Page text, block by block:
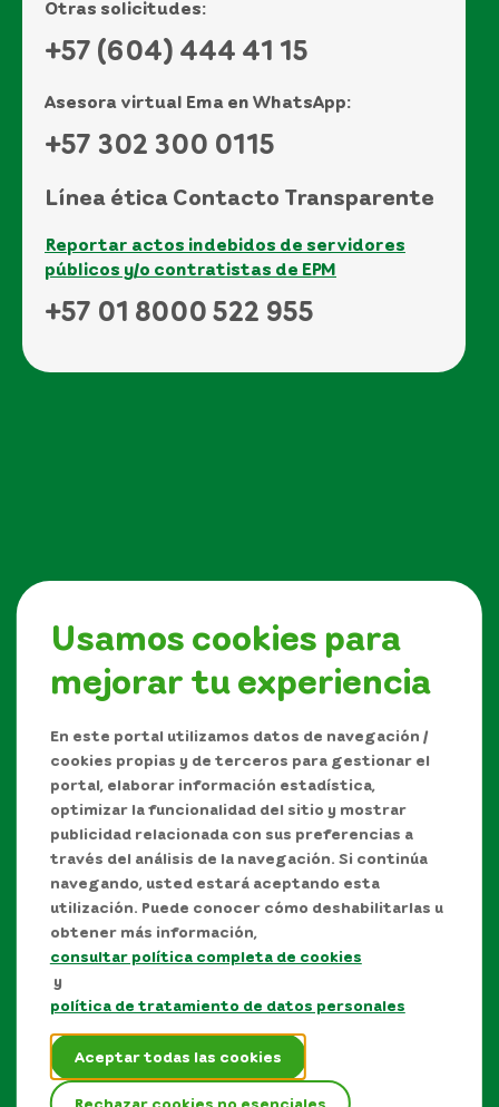
Usamos cookies para
mejorar tu experiencia
En este portal utilizamos datos de navegación /
cookies propias y de terceros para gestionar el
portal, elaborar información estadística,
optimizar la funcionalidad del sitio y mostrar
publicidad relacionada con sus preferencias a
través del análisis de la navegación. Si continúa
navegando, usted estará aceptando esta
utilización. Puede conocer cómo deshabilitarlas u
obtener más información,
consultar política completa de cookies
y
política de tratamiento de datos personales
Aceptar todas las cookies
Rechazar cookies no esenciales
Otras solicitudes:
+57 (604) 444 41 15
Asesora virtual Ema en WhatsApp:
+57 302 300 0115
Línea ética Contacto Transparente
Reportar actos indebidos de servidores
públicos y/o contratistas de EPM
+57 01 8000 522 955
Síguenos en
Manual de Derechos de Autor y/o autorización de
uso sobre los contenidos
Política de protección de datos personales
Términos y condiciones del sitio